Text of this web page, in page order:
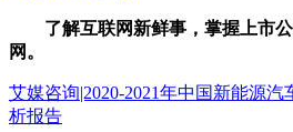
了解互联网新鲜事，掌握上市
网。
艾媒咨询|2020-2021年中国新能源
析报告